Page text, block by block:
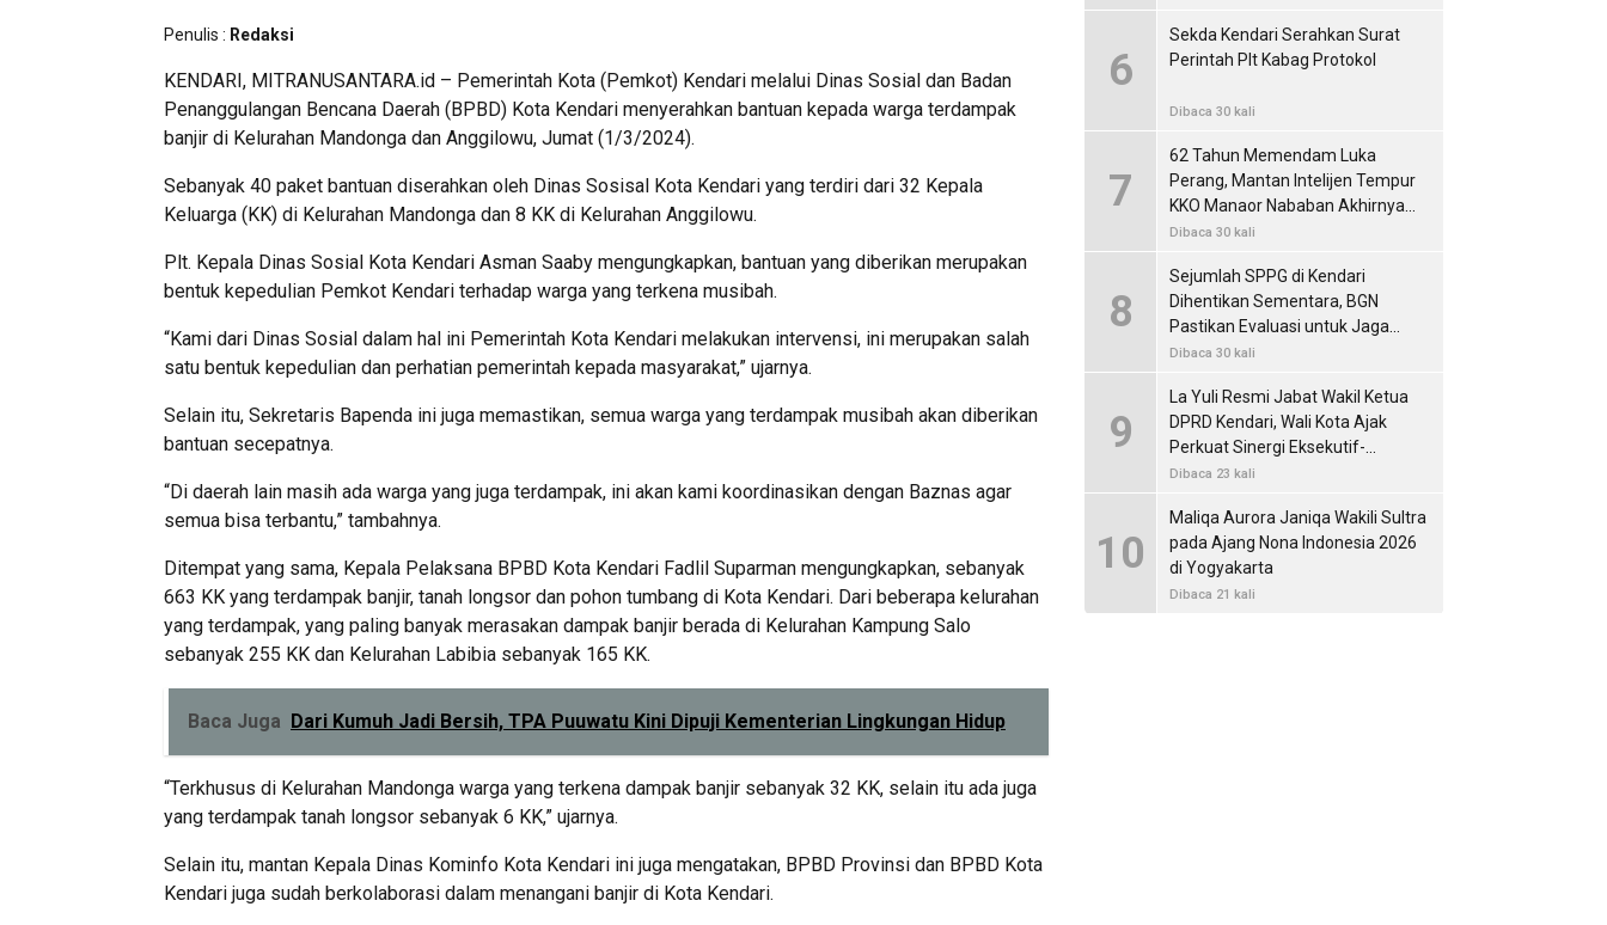
Penulis : Redaksi
KENDARI, MITRANUSANTARA.id – Pemerintah Kota (Pemkot) Kendari melalui Dinas Sosial dan Badan
Penanggulangan Bencana Daerah (BPBD) Kota Kendari menyerahkan bantuan kepada warga terdampak
banjir di Kelurahan Mandonga dan Anggilowu, Jumat (1/3/2024).
Sebanyak 40 paket bantuan diserahkan oleh Dinas Sosisal Kota Kendari yang terdiri dari 32 Kepala
Keluarga (KK) di Kelurahan Mandonga dan 8 KK di Kelurahan Anggilowu.
Plt. Kepala Dinas Sosial Kota Kendari Asman Saaby mengungkapkan, bantuan yang diberikan merupakan
bentuk kepedulian Pemkot Kendari terhadap warga yang terkena musibah.
“Kami dari Dinas Sosial dalam hal ini Pemerintah Kota Kendari melakukan intervensi, ini merupakan salah
satu bentuk kepedulian dan perhatian pemerintah kepada masyarakat,” ujarnya.
Selain itu, Sekretaris Bapenda ini juga memastikan, semua warga yang terdampak musibah akan diberikan
bantuan secepatnya.
“Di daerah lain masih ada warga yang juga terdampak, ini akan kami koordinasikan dengan Baznas agar
semua bisa terbantu,” tambahnya.
Ditempat yang sama, Kepala Pelaksana BPBD Kota Kendari Fadlil Suparman mengungkapkan, sebanyak
663 KK yang terdampak banjir, tanah longsor dan pohon tumbang di Kota Kendari. Dari beberapa kelurahan
yang terdampak, yang paling banyak merasakan dampak banjir berada di Kelurahan Kampung Salo
sebanyak 255 KK dan Kelurahan Labibia sebanyak 165 KK.
Baca Juga Dari Kumuh Jadi Bersih, TPA Puuwatu Kini Dipuji Kementerian Lingkungan Hidup
“Terkhusus di Kelurahan Mandonga warga yang terkena dampak banjir sebanyak 32 KK, selain itu ada juga
yang terdampak tanah longsor sebanyak 6 KK,” ujarnya.
Selain itu, mantan Kepala Dinas Kominfo Kota Kendari ini juga mengatakan, BPBD Provinsi dan BPBD Kota
Kendari juga sudah berkolaborasi dalam menangani banjir di Kota Kendari.
6
Sekda Kendari Serahkan Surat
Perintah Plt Kabag Protokol
Dibaca 30 kali
7
62 Tahun Memendam Luka
Perang, Mantan Intelijen Tempur
KKO Manaor Nababan Akhirnya
Membuka Kisah Operasi Dwikora
Dibaca 30 kali
8
Sejumlah SPPG di Kendari
Dihentikan Sementara, BGN
Pastikan Evaluasi untuk Jaga
Standar Layanan MBG
Dibaca 30 kali
9
La Yuli Resmi Jabat Wakil Ketua
DPRD Kendari, Wali Kota Ajak
Perkuat Sinergi Eksekutif-
Legislatif
Dibaca 23 kali
10
Maliqa Aurora Janiqa Wakili Sultra
pada Ajang Nona Indonesia 2026
di Yogyakarta
Dibaca 21 kali